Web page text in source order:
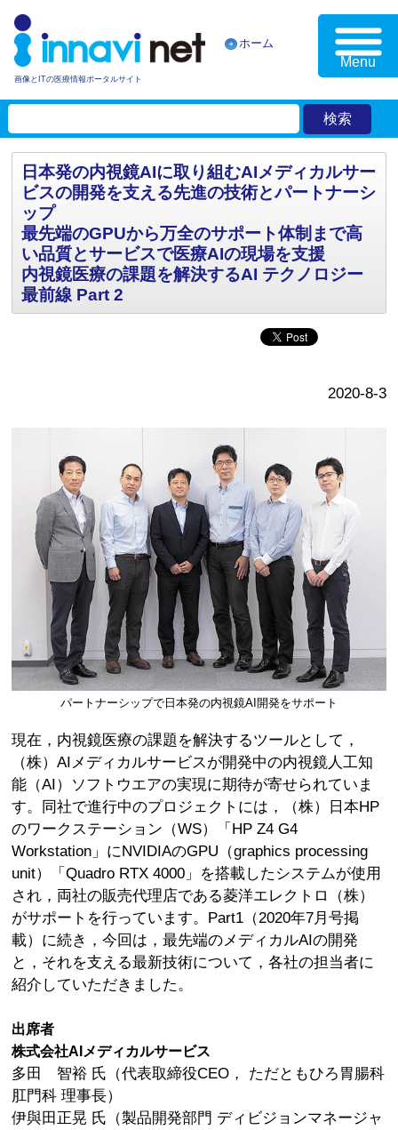
画像とITの医療情報ポータルサイト
ホーム
Menu
日本発の内視鏡AIに取り組むAIメディカルサー
ビスの開発を支える先進の技術とパートナーシ
ップ
最先端のGPUから万全のサポート体制まで高
い品質とサービスで医療AIの現場を支援
内視鏡医療の課題を解決するAI テクノロジー
最前線 Part 2
2020-8-3
パートナーシップで日本発の内視鏡AI開発をサポート
現在，内視鏡医療の課題を解決するツールとして，
（株）AIメディカルサービスが開発中の内視鏡人工知
能（AI）ソフトウエアの実現に期待が寄せられていま
す。同社で進行中のプロジェクトには，（株）日本HP
のワークステーション（WS）「HP Z4 G4
Workstation」にNVIDIAのGPU（graphics processing
unit）「Quadro RTX 4000」を搭載したシステムが使用
され，両社の販売代理店である菱洋エレクトロ（株）
がサポートを行っています。Part1（2020年7月号掲
載）に続き，今回は，最先端のメディカルAIの開発
と，それを支える最新技術について，各社の担当者に
紹介していただきました。
出席者
株式会社AIメディカルサービス
多田 智裕 氏（代表取締役CEO， ただともひろ胃腸科
肛門科 理事長）
伊與田正晃 氏（製品開発部門 ディビジョンマネージャ